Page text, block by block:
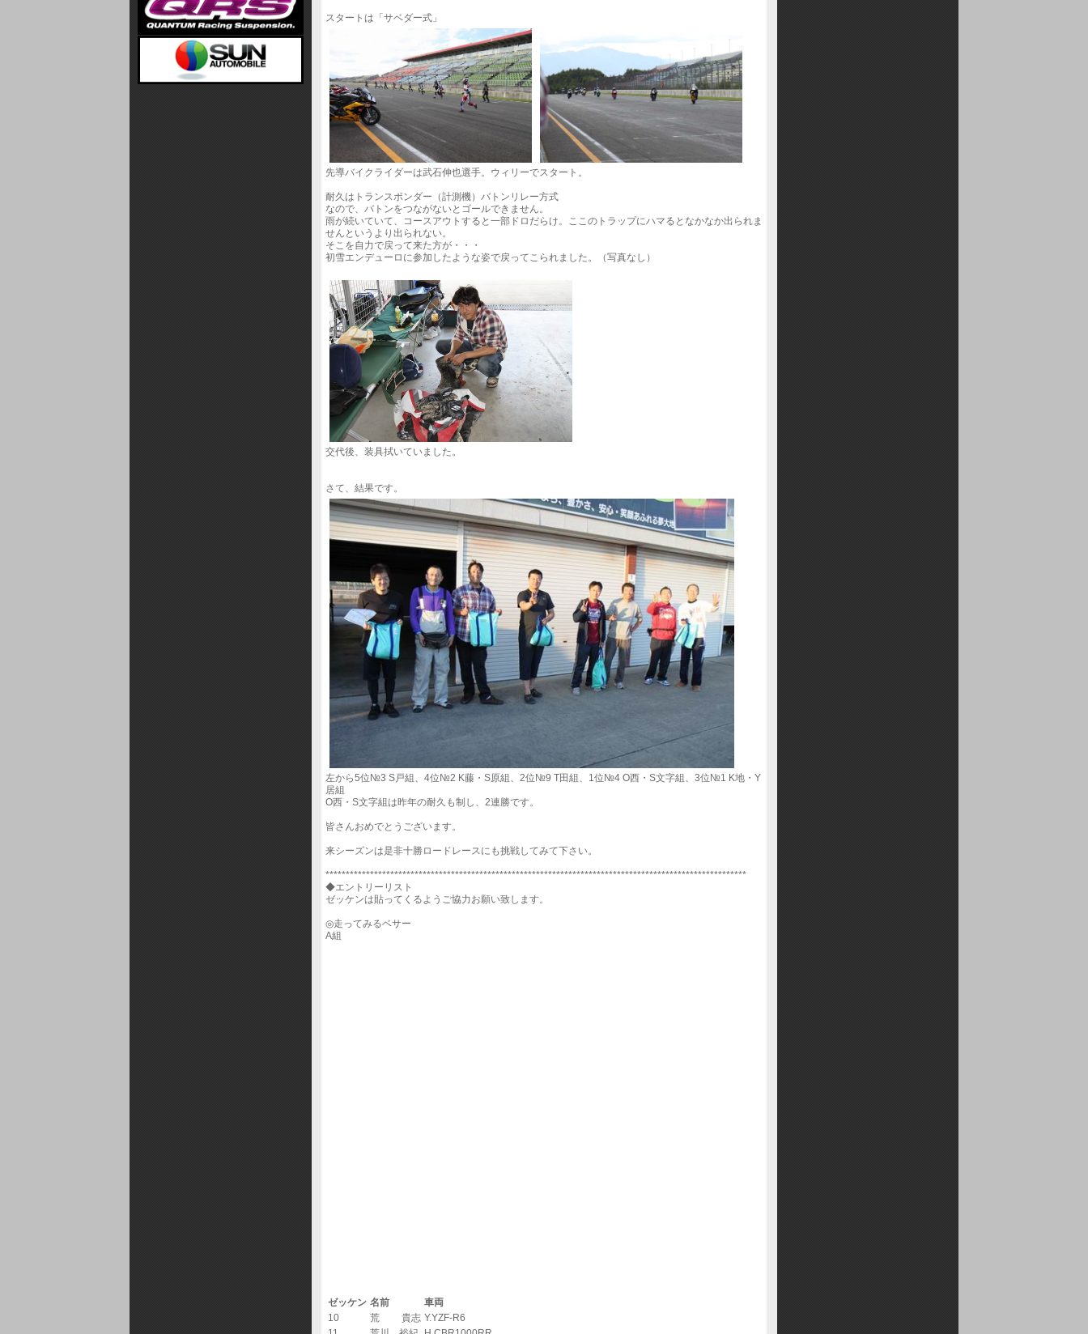
スタートは「サベダー式」
先導バイクライダーは武石伸也選手。ウィリーでスタート。
耐久はトランスポンダー（計測機）バトンリレー方式
なので、バトンをつながないとゴールできません。
雨が続いていて、コースアウトすると一部ドロだらけ。ここのトラップにハマるとなかなか出られま
せんというより出られない。
そこを自力で戻って来た方が・・・
初雪エンデューロに参加したような姿で戻ってこられました。（写真なし）
交代後、装具拭いていました。
さて、結果です。
左から5位№3 S戸組、4位№2 K藤・S原組、2位№9 T田組、1位№4 O西・S文字組、3位№1 K地・Y
居組
O西・S文字組は昨年の耐久も制し、2連勝です。
皆さんおめでとうございます。
来シーズンは是非十勝ロードレースにも挑戦してみて下さい。
********************************************************************************************************
◆エントリーリスト
ゼッケンは貼ってくるようご協力お願い致します。
◎走ってみるベサー
A組
ゼッケン 名前
車両
10
荒 貴志 Y.YZF-R6